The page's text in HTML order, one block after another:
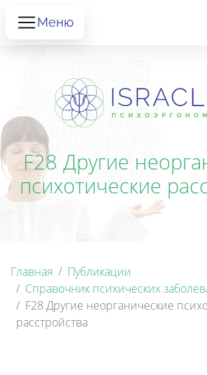
Меню
F28 Другие
психотические
Главная
Публикации
Справочник психических
F28 Другие неорганические
расстройства